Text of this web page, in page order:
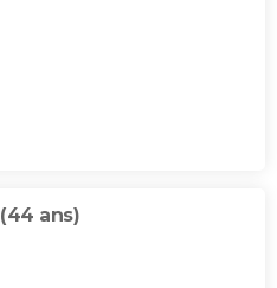
(44 ans)